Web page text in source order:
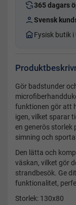
365 dagars
Svensk
Fysisk butik i
Gör badstunder
funktionen gör att
igen, vilket sparar
en generös storlek
simning och
Den lätta och
väskan, vilket gör
strandbesök. Ge
funktionalitet,
Storlek: 130x80